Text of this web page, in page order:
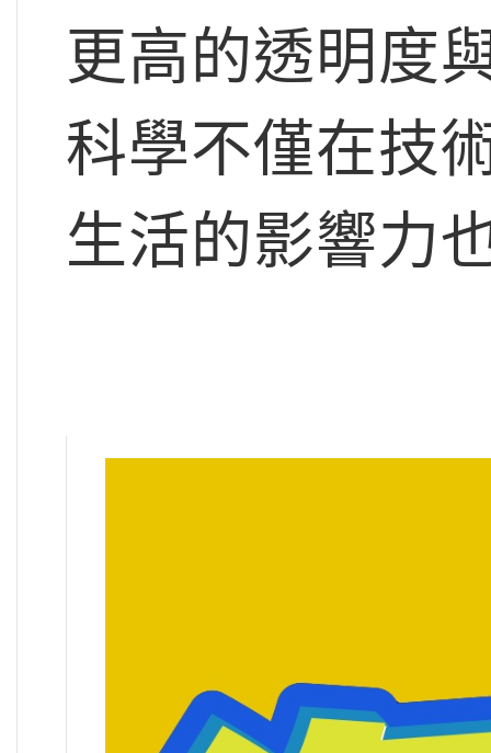
更高的透明度
科學不僅在技
生活的影響力